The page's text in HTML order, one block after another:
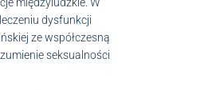
dysfunkcji
ze współczesną
seksualności